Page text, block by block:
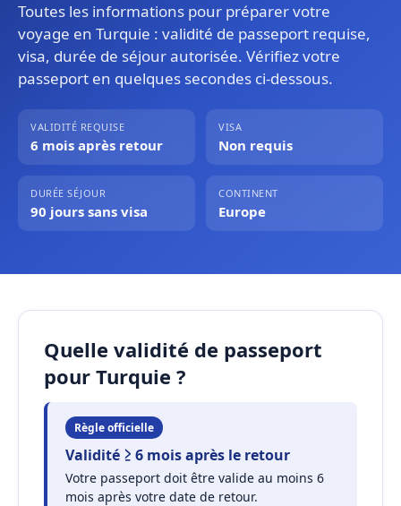
Toutes les informations pour préparer votre
voyage en Turquie : validité de passeport requise,
visa, durée de séjour autorisée. Vérifiez votre
passeport en quelques secondes ci-dessous.
VALIDITÉ REQUISE
6 mois après retour
VISA
Non requis
DURÉE SÉJOUR
90 jours sans visa
CONTINENT
Europe
Quelle validité de passeport
pour Turquie ?
Règle officielle
Validité ≥ 6 mois après le retour
Votre passeport doit être valide au moins 6
mois après votre date de retour.